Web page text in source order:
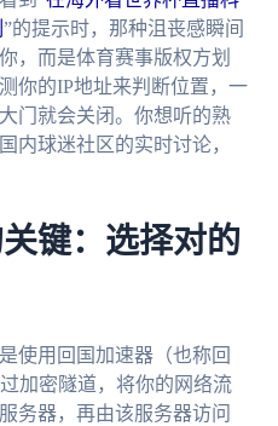
”的提示时，那种沮丧感瞬间
，而是体育赛事版权方划
你的IP地址来判断位置，一
门就会关闭。你想听的熟
内球迷社区的实时讨论，
键：选择对的
使用回国加速器（也称回
加密隧道，将你的网络流
务器，再由该服务器访问